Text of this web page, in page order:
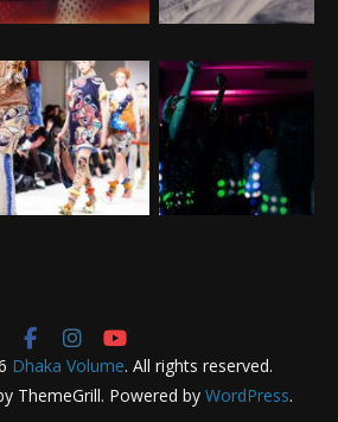
Dhaka Volume. All rights reserved.
ThemeGrill. Powered by WordPress.